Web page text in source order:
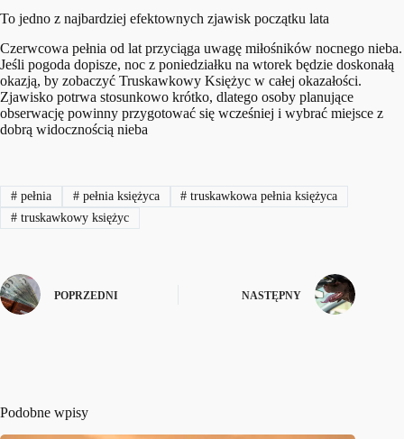
To jedno z najbardziej efektownych zjawisk początku lata
Czerwcowa pełnia od lat przyciąga uwagę miłośników nocnego nieba.
Jeśli pogoda dopisze, noc z poniedziałku na wtorek będzie doskonałą
okazją, by zobaczyć Truskawkowy Księżyc w całej okazałości.
Zjawisko potrwa stosunkowo krótko, dlatego osoby planujące
obserwację powinny przygotować się wcześniej i wybrać miejsce z
dobrą widocznością nieba
#pełnia #pełnia księżyca # truskawkowa pełnia księżyca
#truskawkowy księżyc
POPRZEDNI NASTĘPNY
Podobne wpisy